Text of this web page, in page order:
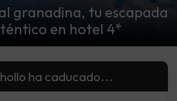
granadina, tu escapada
en hotel 4*
ha caducado...